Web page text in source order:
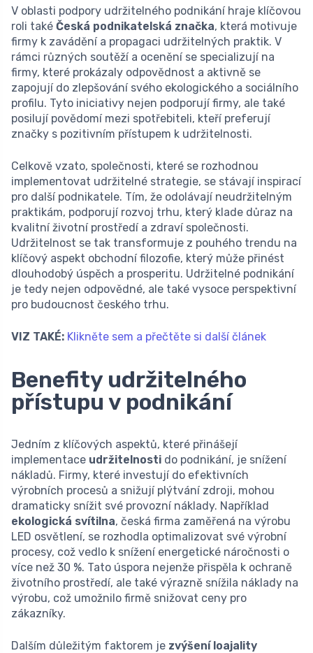
V oblasti podpory udržitelného podnikání hraje klíčovou
roli také Česká podnikatelská značka, která motivuje
firmy k zavádění a propagaci udržitelných praktik. V
rámci různých soutěží a ocenění se specializují na
firmy, které prokázaly odpovědnost a aktivně se
zapojují do zlepšování svého ekologického a sociálního
profilu. Tyto iniciativy nejen podporují firmy, ale také
posilují povědomí mezi spotřebiteli, kteří preferují
značky s pozitivním přístupem k udržitelnosti.
Celkově vzato, společnosti, které se rozhodnou
implementovat udržitelné strategie, se stávají inspirací
pro další podnikatele. Tím, že odolávají neudržitelným
praktikám, podporují rozvoj trhu, který klade důraz na
kvalitní životní prostředí a zdraví společnosti.
Udržitelnost se tak transformuje z pouhého trendu na
klíčový aspekt obchodní filozofie, který může přinést
dlouhodobý úspěch a prosperitu. Udržitelné podnikání
je tedy nejen odpovědné, ale také vysoce perspektivní
pro budoucnost českého trhu.
VIZ TAKÉ: Klikněte sem a přečtěte si další článek
Benefity udržitelného
přístupu v podnikání
Jedním z klíčových aspektů, které přinášejí
implementace udržitelnosti do podnikání, je snížení
nákladů. Firmy, které investují do efektivních
výrobních procesů a snižují plýtvání zdroji, mohou
dramaticky snížit své provozní náklady. Například
ekologická svítilna, česká firma zaměřená na výrobu
LED osvětlení, se rozhodla optimalizovat své výrobní
procesy, což vedlo k snížení energetické náročnosti o
více než 30 %. Tato úspora nejenže přispěla k ochraně
životního prostředí, ale také výrazně snížila náklady na
výrobu, což umožnilo firmě snižovat ceny pro
zákazníky.
Dalším důležitým faktorem je zvýšení loajality